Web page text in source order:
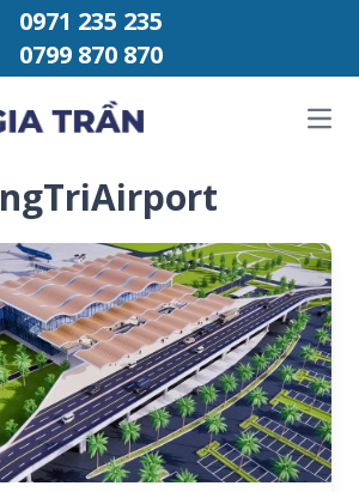
dung
0971 235 235
0799 870 870